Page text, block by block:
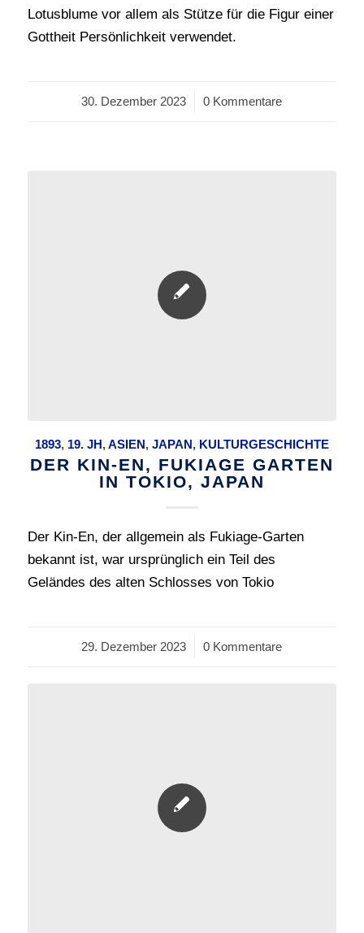
Lotusblume vor allem als Stütze für die Figur einer
Gottheit Persönlichkeit verwendet.
30. Dezember 2023
/ 0 Kommentare
1893, 19. JH,ASIEN, JAPAN, KULTURGESCHICHTE
DER KIN-EN, FUKIAGE GARTEN
IN TOKIO, JAPAN
Der Kin-En, der allgemein als Fukiage-Garten
bekannt ist, war ursprünglich ein Teil des
Geländes des alten Schlosses von Tokio
29. Dezember 2023
/ 0 Kommentare